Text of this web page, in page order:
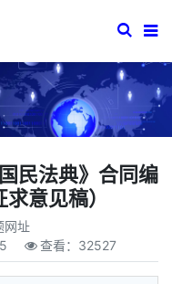
民法典》合同编
意见稿）
网址
查看： 32527